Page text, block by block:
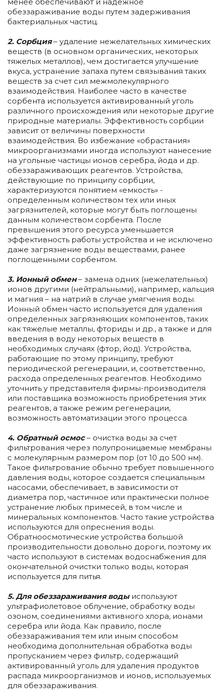
обеззараживание воды путем задерживания
бактериальных частиц.
2. Сорбция– удаление нежелательных химических
веществ (в основном органических, некоторых
тяжелых металлов), чем достигается улучшение
вкуса, устранение запаха путем связывания таких
веществ за счет сил межмолекулярного
взаимодействия. Наиболее часто в качестве
сорбента используется активированный уголь
различного происхождения или некоторые другие
природные материалы. Эффективность сорбции
зависит от величины поверхности
взаимодействия. Во избежание «обрастания»
микроорганизмами иногда используют нанесение
на угольные частицы ионов серебра, йода и др.
обеззараживающих реагентов. Устройства,
действующие по принципу сорбции,
характеризуются понятием «емкость» -
определенным количеством тех или иных
загрязнителей, которые могут быть поглощены
данным количеством сорбента. После
превышения этого ресурса уменьшается
эффективность работы устройства и не исключено
даже загрязнение воды веществами, ранее
поглощенными сорбентом.
3. Ионный обмен– замена одних (нежелательных)
ионов другими (нейтральными), например, кальция
и магния – на натрий в случае умягчения воды.
Ионный обмен часто используется для удаления
определенных загрязняющих компонентов, таких
как тяжелые металлы, фториды и др., а также и для
введения в воду некоторых веществ в
необходимых случаях (фтор, йод). Устройства,
работающие по этому принципу, требуют
периодической регенерации, и, соответственно,
расхода определенных реагентов. Необходимо
уточнить у представителя фирмы-производителя
или поставщика возможность приобретения этих
реагентов, а также режим регенерации,
возможность автоматизации этого процесса.
4. Обратный осмос– очистка воды за счет
фильтрования через полупроницаемые мембраны
с молекулярным размером пор (от 10 до 500 нм).
Такое фильтрование обычно требует повышенного
давления воды, которое создается специальным
насосами, обеспечивает, в зависимости от
диаметра пор, частичное или практически полное
устранение любых примесей, в том числе и
минеральных компонентов. Часто такие устройства
используются для опреснения воды.
Обратноосмотические устройства большой
производительности довольно дороги, поэтому их
часто используют в системах водоснабжения для
окончательной очистки только воды, которая
используется для питья.
5. Для обеззараживания водыиспользуют
ультрафиолетовое облучение, обработку воды
озоном, соединениями активного хлора, ионами
серебра или йода. Как правило, после
обеззараживания тем или иным способом
необходима дополнительная обработка воды
пропусканием через фильтр, содержащий
активированный уголь для удаления продуктов
распада микроорганизмов и ионов, используемых
для обеззараживания.